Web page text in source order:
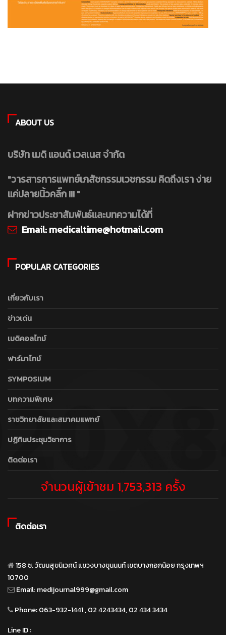
ABOUT US
บริษัท เมดิ แอนด์ เวลเนส จำกัด
"วารสารการแพทย์เภสัชกรรมเวชกรรม คิดถึงเรา ง่าย
แค่ปลายนิ้วคลิ๊ก !!! "
ฝากข่าวประชาสัมพันธ์และบทความได้ที่
Email:medicaltime@hotmail.com
POPULAR CATEGORIES
เกี่ยวกับเรา
ข่าวเด่น
เมดิคอลไทม์
ฟาร์มาไทม์
SYMPOSIUM
บทความพิเศษ
ราชวิทยาลัยและสมาคมแพทย์
ปฏิทินประชุมวิชาการ
ติดต่อเรา
จำนวนผู้เข้าชม 1,753,313 ครั้ง
ติดต่อเรา
158 ซ. วัฒนสุขนิเวศน์ แขวงบางขุนนนท์ เขตบางกอกน้อย กรุงเทพฯ
10700
Email:medijournal999@gmail.com
Phone:063-932-1441 , 02 4243434, 02 434 3434
Line ID :